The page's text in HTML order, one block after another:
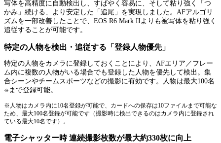
写体を高精度に自動検出し、すばやく容易に、そして粘り強く「つ
かみ」続ける、より安定した「追尾」を実現しました。AFアルゴリ
ズムを一部改善したことで、EOS R6 Mark IIよりも被写体を粘り強く
追従することが可能です。
特定の人物を検出・追従する「登録人物優先」
特定の人物をカメラに登録しておくことにより、AFエリア／フレー
ム内に複数の人物がいる場合でも登録した人物を優先して検出。集
合シーンやチームスポーツなどの撮影に有効です。人物は最大100名
※ まで登録可能。
※人物はカメラ内に10名登録が可能で、カードへの保存は10ファイルまで可能な
ため、最大100名登録が可能です（撮影時に検出できるのはカメラ内に登録され
ている最大10名です）。
電子シャッター時 連続撮影枚数が最大約330枚に向上